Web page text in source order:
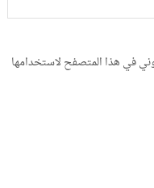
في هذا المتصفح لاستخدامها